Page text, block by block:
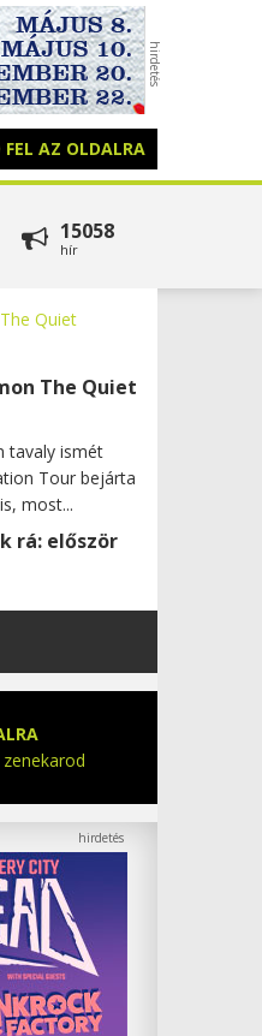
AZ OLDALRA
15058
hír
The Quiet
tavaly ismét
Tour bejárta
most...
rá: először